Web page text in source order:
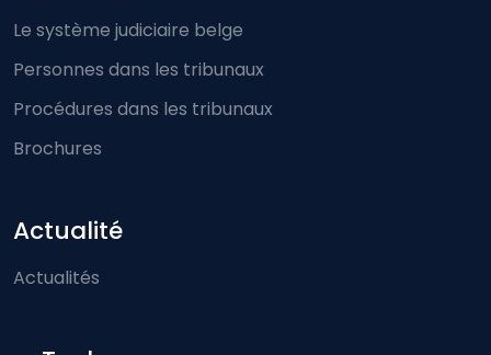
Le système judiciaire belge
Personnes dans les tribunaux
Procédures dans les tribunaux
Brochures
Actualité
Actualités